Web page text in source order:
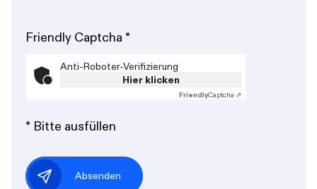
Friendly Captcha *
Anti-Roboter-Verifizierung
Hier klicken
FriendlyCaptcha ⇗
* Bitte ausfüllen
Absenden